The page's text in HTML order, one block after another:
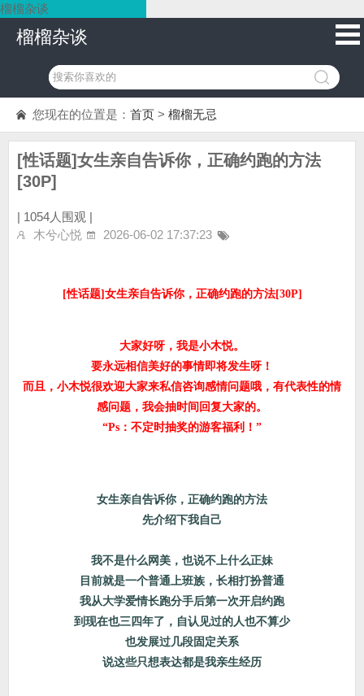
榴榴杂谈
榴榴杂谈
您现在的位置是： 首页 > 榴榴无忌
[性话题]女生亲自告诉你，正确约跑的方法
[30P]
| 1054人围观 |
木兮心悦
2026-06-02 17:37:23
[性话题]女生亲自告诉你，正确约跑的方法[30P]
大家好呀，我是小木悦。
要永远相信美好的事情即将发生呀！
而且，小木悦很欢迎大家来私信咨询感情问题哦，有代表性的情
感问题，我会抽时间回复大家的。
“Ps：不定时抽奖的游客福利！”
女生亲自告诉你，正确约跑的方法
先介绍下我自己
我不是什么网美，也说不上什么正妹
目前就是一个普通上班族，长相打扮普通
我从大学爱情长跑分手后第一次开启约跑
到现在也三四年了，自认见过的人也不算少
也发展过几段固定关系
说这些只想表达都是我亲生经历